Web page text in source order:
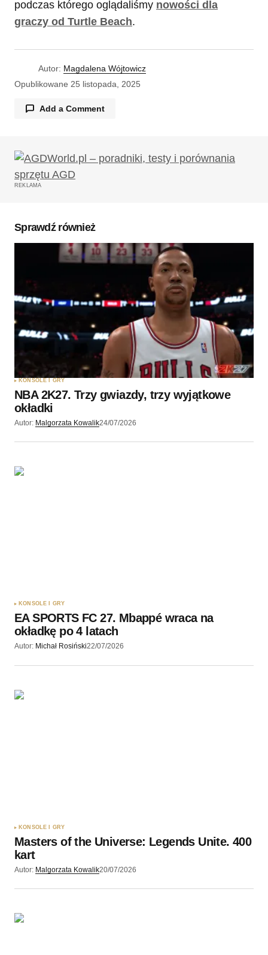
podczas którego oglądaliśmy nowości dla
graczy od Turtle Beach.
Autor: Magdalena Wójtowicz
Opublikowane 25 listopada, 2025
Add a Comment
Twój adres email nie zostanie opublikowany.
Wymagane pola są oznaczone
Zapamiętaj moje dane w tej przeglądarce podczas
pisania kolejnych komentarzy.
Wyślij komentarz
REKLAMA
Sprawdź również
KONSOLE I GRY
NBA 2K27. Trzy gwiazdy, trzy wyjątkowe
okładki
Autor: Malgorzata Kowalik24/07/2026
KONSOLE I GRY
EA SPORTS FC 27. Mbappé wraca na
okładkę po 4 latach
Autor: Michał Rosiński22/07/2026
KONSOLE I GRY
Masters of the Universe: Legends Unite. 400
kart
Autor: Malgorzata Kowalik20/07/2026